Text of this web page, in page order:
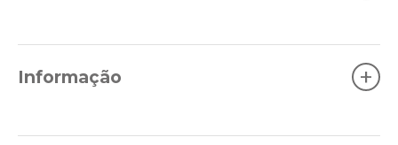
Informação +